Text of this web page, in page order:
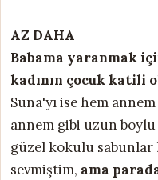
AZ DAHA
Babama yaranmak
kadının çocuk katili
Suna'yı ise hem
annem gibi uzun
güzel kokulu
sevmiştim, ama